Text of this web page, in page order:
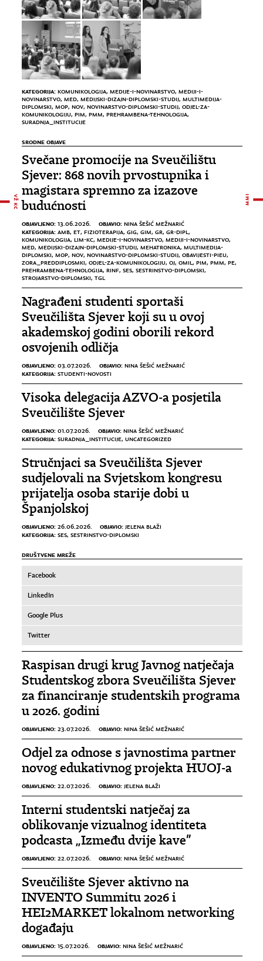
KATEGORIJA: KOMUNIKOLOGIJA, MEDIJE-I-NOVINARSTVO, MEDIJI-I-
NOVINARSTVO, MED, MEDIJSKI-DIZAJN-DIPLOMSKI-STUDIJ, MULTIMEDIJA-
DIPLOMSKI, MOP, NOV, NOVINARSTVO-DIPLOMSKI-STUDIJ, ODJEL-ZA-
KOMUNIKOLOGIJU, PIM, PMM, PREHRAMBENA-TEHNOLOGIJA,
SURADNJA_INSTITUCIJE
SRODNE OBJAVE
Svečane promocije na Sveučilištu
Sjever: 868 novih prvostupnika i
magistara spremno za izazove
budućnosti
OBJAVLJENO: 13.06.2026. OBJAVIO: NINA ŠEŠIĆ MEŽNARIĆ
KATEGORIJA: AMB, ET, FIZIOTERAPIJA, GIG, GIM, GR, GR-DIPL,
KOMUNIKOLOGIJA, LIM-KC, MEDIJE-I-NOVINARSTVO, MEDIJI-I-NOVINARSTVO,
MED, MEDIJSKI-DIZAJN-DIPLOMSKI-STUDIJ, MEHATRONIKA, MULTIMEDIJA-
DIPLOMSKI, MOP, NOV, NOVINARSTVO-DIPLOMSKI-STUDIJ, OBAVIJESTI-PIEU,
ZORA_PREDDIPLOSMKI, ODJEL-ZA-KOMUNIKOLOGIJU, OJ, OMIL, PIM, PMM, PE,
PREHRAMBENA-TEHNOLOGIJA, RINF, SES, SESTRINSTVO-DIPLOMSKI,
STROJARSTVO-DIPLOMSKI, TGL
Nagrađeni studenti sportaši
Sveučilišta Sjever koji su u ovoj
akademskoj godini oborili rekord
osvojenih odličja
OBJAVLJENO: 03.07.2026. OBJAVIO: NINA ŠEŠIĆ MEŽNARIĆ
KATEGORIJA: STUDENTI-NOVOSTI
Visoka delegacija AZVO-a posjetila
Sveučilište Sjever
OBJAVLJENO: 01.07.2026. OBJAVIO: NINA ŠEŠIĆ MEŽNARIĆ
KATEGORIJA: SURADNJA_INSTITUCIJE, UNCATEGORIZED
Stručnjaci sa Sveučilišta Sjever
sudjelovali na Svjetskom kongresu
prijatelja osoba starije dobi u
Španjolskoj
OBJAVLJENO: 26.06.2026. OBJAVIO: JELENA BLAŽI
KATEGORIJA: SES, SESTRINSTVO-DIPLOMSKI
DRUŠTVENE MREŽE
Facebook
LinkedIn
Google Plus
Twitter
Raspisan drugi krug Javnog natječaja
Studentskog zbora Sveučilišta Sjever
za financiranje studentskih programa
u 2026. godini
OBJAVLJENO: 23.07.2026. OBJAVIO: NINA ŠEŠIĆ MEŽNARIĆ
Odjel za odnose s javnostima partner
novog edukativnog projekta HUOJ-a
OBJAVLJENO: 22.07.2026. OBJAVIO: JELENA BLAŽI
Interni studentski natječaj za
oblikovanje vizualnog identiteta
podcasta „Između dvije kave”
OBJAVLJENO: 22.07.2026. OBJAVIO: NINA ŠEŠIĆ MEŽNARIĆ
Sveučilište Sjever aktivno na
INVENTO Summitu 2026 i
HEI2MARKET lokalnom networking
događaju
OBJAVLJENO: 15.07.2026. OBJAVIO: NINA ŠEŠIĆ MEŽNARIĆ